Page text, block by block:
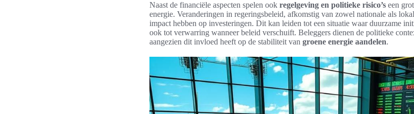
Naast de financiële aspecten spelen ook regelgeving en politieke risico’s een
energie. Veranderingen in regeringsbeleid, afkomstig van zowel nationale als
impact hebben op investeringen. Dit kan leiden tot een situatie waar duurzame
ook tot verwarring wanneer beleid verschuift. Beleggers dienen de politieke
aangezien dit invloed heeft op de stabiliteit van groene energie aandelen.